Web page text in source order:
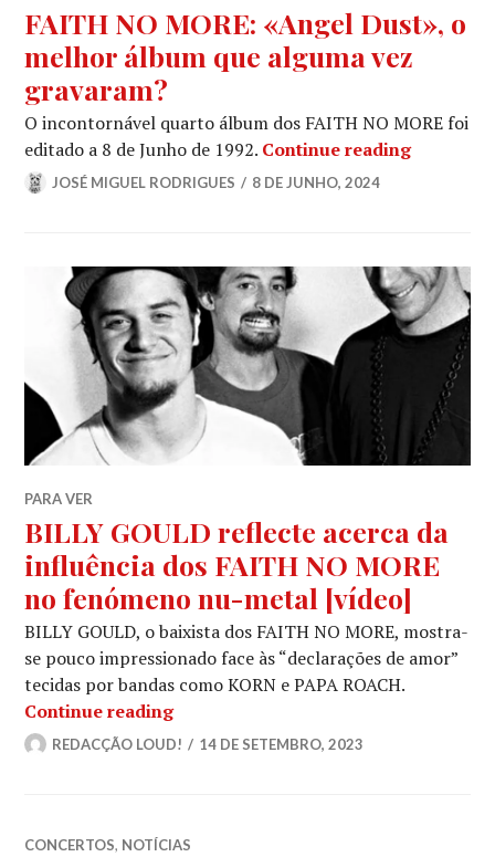
FAITH NO MORE: «Angel Dust», o
melhor álbum que alguma vez
gravaram?
O incontornável quarto álbum dos FAITH NO MORE foi
editado a 8 de Junho de 1992. Continue readingFAITH
JOSÉ MIGUEL RODRIGUES 8 DE JUNHO, 2024
PARA VER
BILLY GOULD reflecte acerca da
influência dos FAITH NO MORE
no fenómeno nu-metal [vídeo]
BILLY GOULD, o baixista dos FAITH NO MORE, mostra-
se pouco impressionado face às “declarações de amor”
tecidas por bandas como KORN e PAPA ROACH.
Continue readingBILLY GOULD reflecte acerca da
REDACÇÃO LOUD! 14 DE SETEMBRO, 2023
CONCERTOS, NOTÍCIAS